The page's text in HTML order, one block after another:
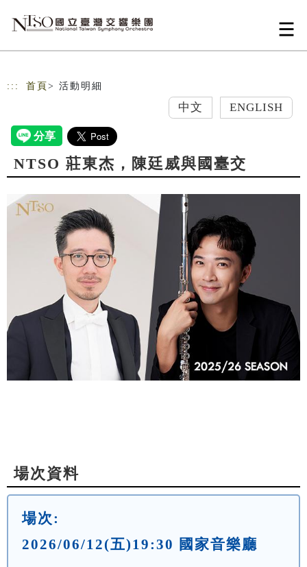
::: 首頁 > 活動明細
中文 ENGLISH
NTSO 莊東杰，陳廷威與國臺交
場次資料
場次:
2026/06/12(五)19:30 國家音樂廳